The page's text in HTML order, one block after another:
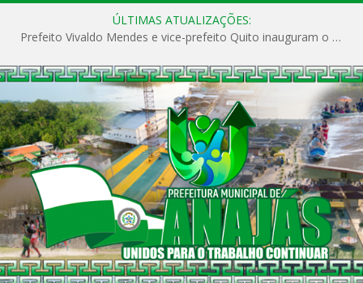
ÚLTIMAS ATUALIZAÇÕES:
Prefeito Vivaldo Mendes e vice-prefeito Quito inauguram o CAPS e fortalecem a saúde pública em Anajás.